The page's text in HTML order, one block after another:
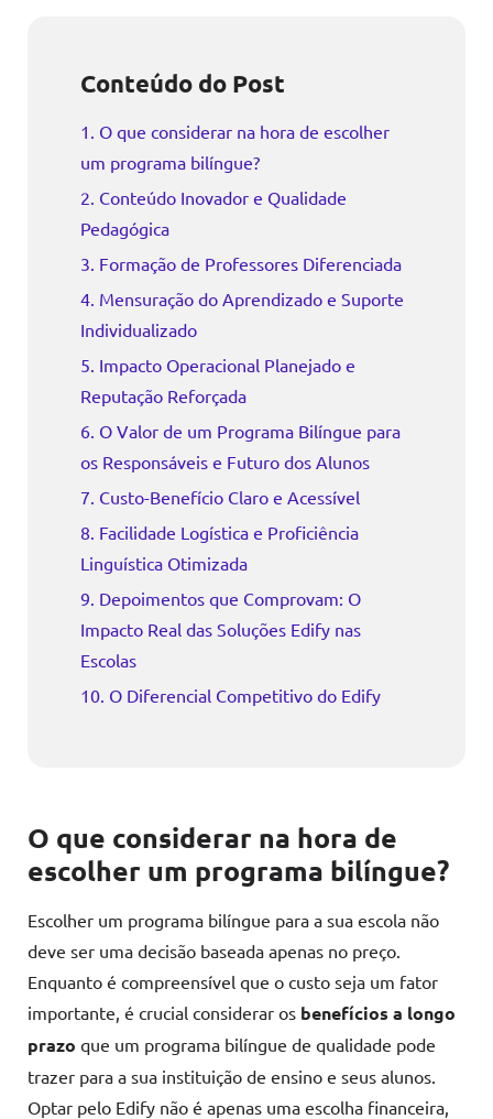
Conteúdo do Post
1. O que considerar na hora de escolher
um programa bilíngue?
2. Conteúdo Inovador e Qualidade
Pedagógica
3. Formação de Professores Diferenciada
4. Mensuração do Aprendizado e Suporte
Individualizado
5. Impacto Operacional Planejado e
Reputação Reforçada
6. O Valor de um Programa Bilíngue para
os Responsáveis e Futuro dos Alunos
7. Custo-Benefício Claro e Acessível
8. Facilidade Logística e Proficiência
Linguística Otimizada
9. Depoimentos que Comprovam: O
Impacto Real das Soluções Edify nas
Escolas
10. O Diferencial Competitivo do Edify
O que considerar na hora de
escolher um programa bilíngue?
Escolher um programa bilíngue para a sua escola não
deve ser uma decisão baseada apenas no preço.
Enquanto é compreensível que o custo seja um fator
importante, é crucial considerar os benefícios a longo
prazo que um programa bilíngue de qualidade pode
trazer para a sua instituição de ensino e seus alunos.
Optar pelo Edify não é apenas uma escolha financeira,